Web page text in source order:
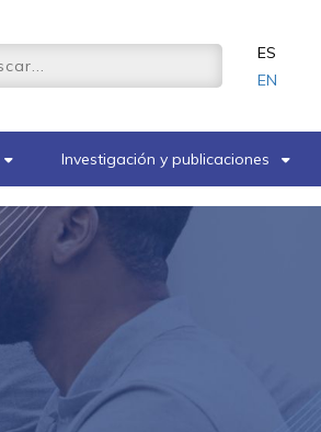
ES
EN
Investigación y publicaciones